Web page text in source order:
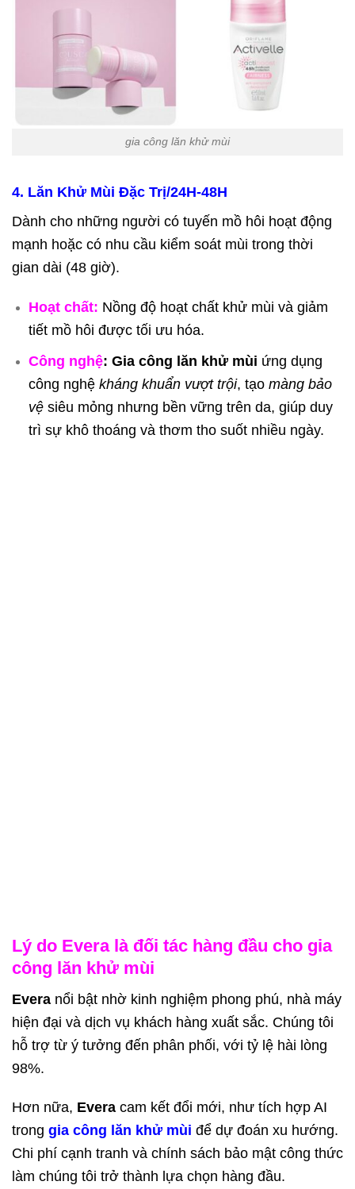
gia công lăn khử mùi
4. Lăn Khử Mùi Đặc Trị/24H-48H
Dành cho những người có tuyến mồ hôi hoạt động
mạnh hoặc có nhu cầu kiểm soát mùi trong thời
gian dài (48 giờ).
Hoạt chất: Nồng độ hoạt chất khử mùi và giảm
tiết mồ hôi được tối ưu hóa.
Công nghệ: Gia công lăn khử mùi ứng dụng
công nghệ kháng khuẩn vượt trội, tạo màng bảo
vệsiêu mỏng nhưng bền vững trên da, giúp duy
trì sự khô thoáng và thơm tho suốt nhiều ngày.
Lý do Evera là đối tác hàng đầu cho gia
công lăn khử mùi
Evera nổi bật nhờ kinh nghiệm phong phú, nhà máy
hiện đại và dịch vụ khách hàng xuất sắc. Chúng tôi
hỗ trợ từ ý tưởng đến phân phối, với tỷ lệ hài lòng
98%.
Hơn nữa, Evera cam kết đổi mới, như tích hợp AI
trong gia công lăn khử mùi để dự đoán xu hướng.
Chi phí cạnh tranh và chính sách bảo mật công thức
làm chúng tôi trở thành lựa chọn hàng đầu.